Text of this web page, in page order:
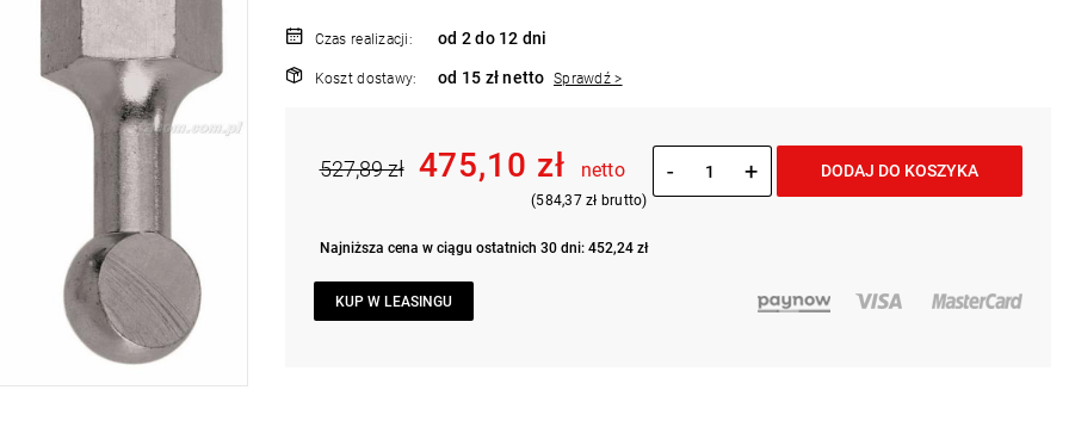
Czas realizacji: od 2 do 12 dni
Koszt dostawy: od 15 zł netto Sprawdź >
527,89 zł 475,10 zł netto
(584,37 zł brutto)
Najniższa cena w ciągu ostatnich 30 dni: 452,24 zł
- + DODAJ DO KOSZYKA
KUP W LEASINGU